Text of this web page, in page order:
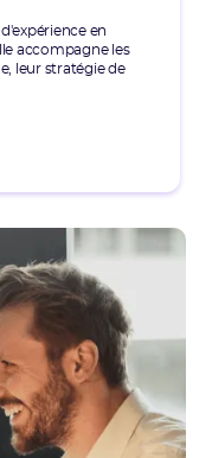
en
accompagne les
leur stratégie de